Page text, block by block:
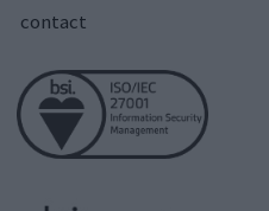
contact